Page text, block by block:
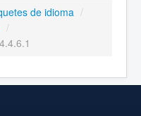
de idioma /
/
4.4.6.1